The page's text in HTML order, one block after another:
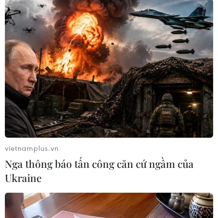
Còn theo Giám đốc VNA Media Lê Xuân Thành,
chuyên trang này không chỉ là dừng lại ở việc
truyền tải thông tin mà còn là biểu tượng của
cam kết đổi mới - đổi mới tư duy làm báo, đổi
mới mô hình truyền thông và cách lan tỏa thông
tin.
Trong bối cảnh công chúng đang thay đổi cách
đón nhận thông tin, nếu muốn tiếp tục là
"người dẫn đường tin cậy," báo chí phải bước ra
khỏi lối mòn, phải chuyển đổi, sáng tạo và làm
chủ công nghệ.
vietnamplus.vn
Nga thông báo tấn công căn cứ ngầm của
Ukraine